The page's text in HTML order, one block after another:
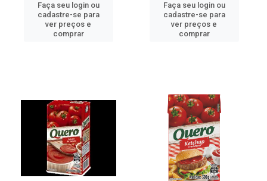
Faça seu login ou
cadastre-se para
ver preços e
comprar
Faça seu login ou
cadastre-se para
ver preços e
comprar